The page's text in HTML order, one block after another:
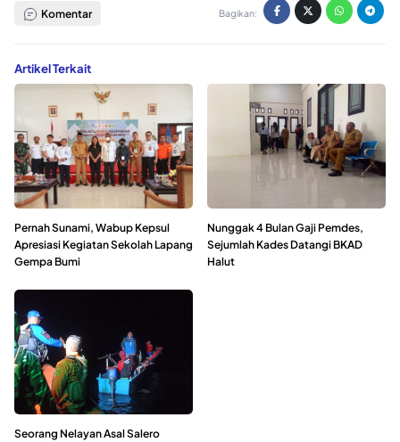
Komentar Bagikan:
Artikel Terkait
Pernah Sunami, Wabup Kepsul
Apresiasi Kegiatan Sekolah Lapang
Gempa Bumi
Nunggak 4 Bulan Gaji Pemdes,
Sejumlah Kades Datangi BKAD
Halut
Seorang Nelayan Asal Salero